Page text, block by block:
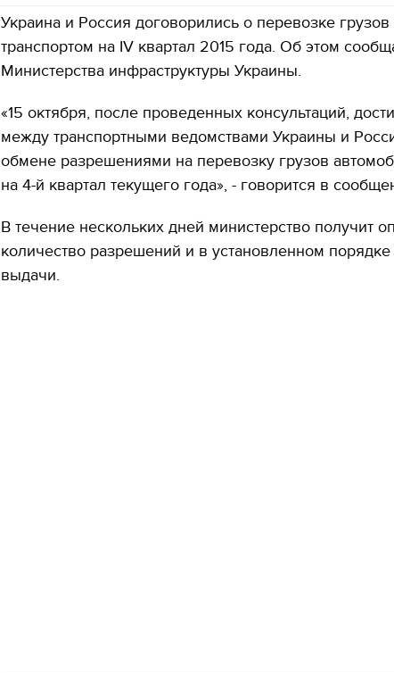
Украина и Россия договорились о перевозке
транспортом на IV квартал 2015 года. Об этом
Министерства инфраструктуры Украины.
«15 октября, после проведенных консультаций,
между транспортными ведомствами Украины и
обмене разрешениями на перевозку грузов
на 4-й квартал текущего года», - говорится в
В течение нескольких дней министерство получит
количество разрешений и в установленном порядке
выдачи.